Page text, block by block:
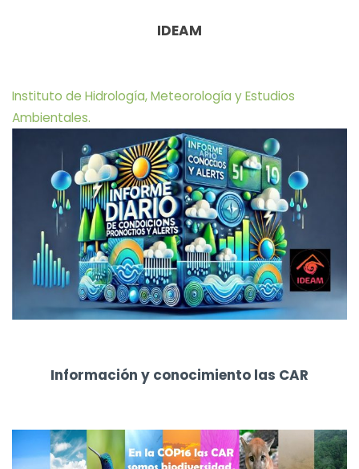
IDEAM
Instituto de Hidrología, Meteorología y Estudios
Ambientales.
Información y conocimiento las CAR